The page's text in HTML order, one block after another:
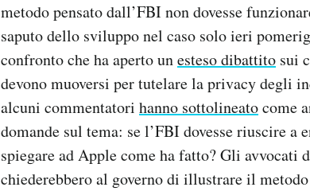
metodo pensato dall’FBI non dovesse
saputo dello sviluppo nel caso solo ieri
confronto che ha aperto unesteso dibattito sui
devono muoversi per tutelare la privacy degli
alcuni commentatori hanno sottolineatocome
domande sul tema: se l’FBI dovesse riuscire a
spiegare ad Apple come ha fatto? Gli avvocati
chiederebbero al governo di illustrare il